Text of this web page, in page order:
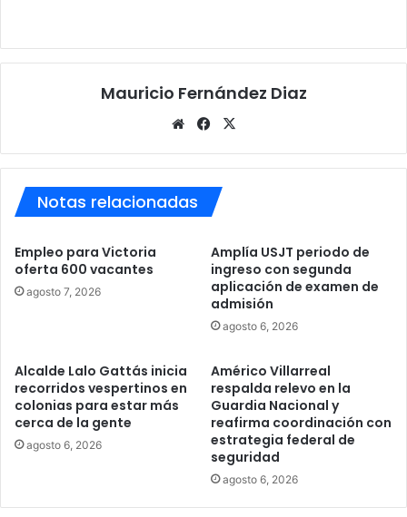
Mauricio Fernández Diaz
Sitio
Facebook
Notas relacionadas
Empleo para Victoria
oferta 600 vacantes
agosto 7, 2026
Amplía USJT periodo de
ingreso con segunda
aplicación de examen de
admisión
agosto 6, 2026
Alcalde Lalo Gattás inicia
recorridos vespertinos en
colonias para estar más
cerca de la gente
agosto 6, 2026
Américo Villarreal
respalda relevo en la
Guardia Nacional y
reafirma coordinación con
estrategia federal de
seguridad
agosto 6, 2026